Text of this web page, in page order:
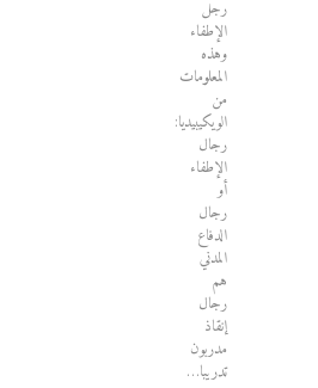
رجل
الإطفاء
وهذه
المعلومات
من
الويكيبيديا:
رجال
الإطفاء
أو
رجال
الدفاع
المدني
هم
رجال
إنقاذ
مدربون
تدريبا…